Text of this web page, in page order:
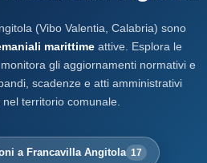
(Vibo Valentia, Calabria) sono
marittime attive. Esplora le
gli aggiornamenti normativi e
scadenze e atti amministrativi
territorio comunale.
a Francavilla Angitola 17